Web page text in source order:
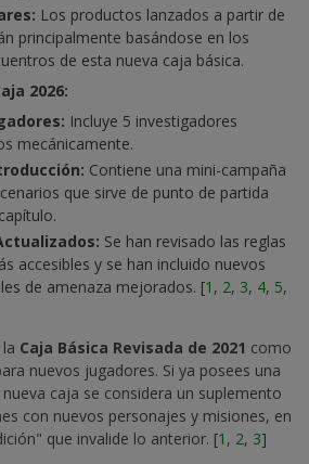
Los productos lanzados a partir de
principalmente basándose en los
de esta nueva caja básica.
2026:
Incluye 5 investigadores
mecánicamente.
Contiene una mini-campaña
que sirve de punto de partida
Se han revisado las reglas
accesibles y se han incluido nuevos
de amenaza mejorados. [1 , 2, 3, 4, 5,
Caja Básica Revisada de 2021 como
nuevos jugadores. Si ya posees una
caja se considera un suplemento
con nuevos personajes y misiones, en
que invalide lo anterior. [1 , 2, 3]